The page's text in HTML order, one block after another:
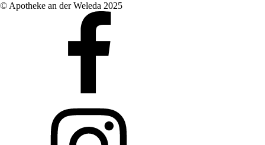
© Apotheke an der Weleda 2025